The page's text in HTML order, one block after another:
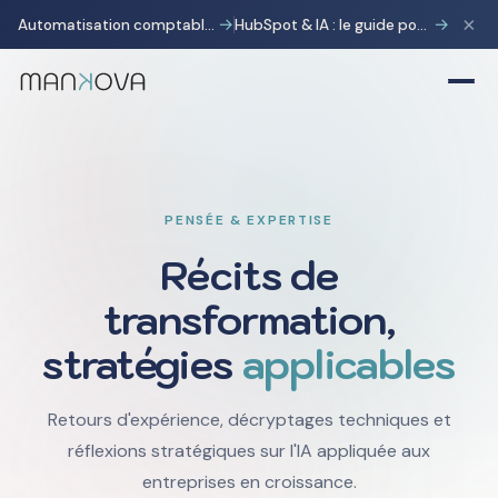
Automatisation comptable avec Pennylane : transformer la charge administrative en avantage stratégique → HubSpot & IA : le guide pour gagner 10 heures par semaine → ×
PENSÉE & EXPERTISE
Récits de
transformation,
stratégies applicables
Retours d'expérience, décryptages techniques et
réflexions stratégiques sur l'IA appliquée aux
entreprises en croissance.